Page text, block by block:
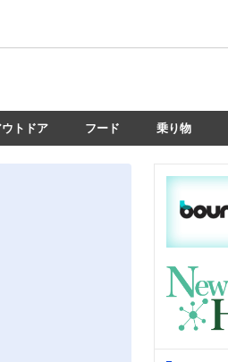
ウトドア フード 乗り物